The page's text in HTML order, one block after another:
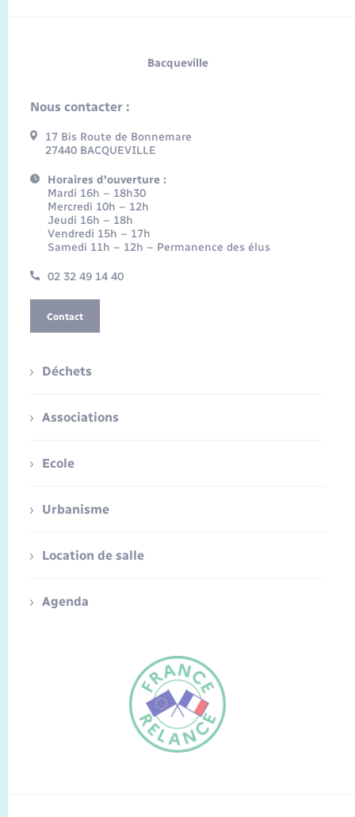
FR
Bacqueville
Nous contacter :
17 Bis Route de Bonnemare
27440 BACQUEVILLE
Horaires d'ouverture :
Mardi 16h – 18h30
Mercredi 10h – 12h
Jeudi 16h – 18h
Vendredi 15h – 17h
Samedi 11h – 12h – Permanence des élus
02 32 49 14 40
Contact
Déchets
Associations
Ecole
Urbanisme
Location de salle
Agenda